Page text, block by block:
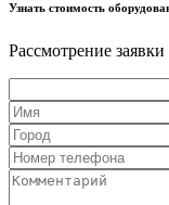
Узнать стоимость
Рассмотрение